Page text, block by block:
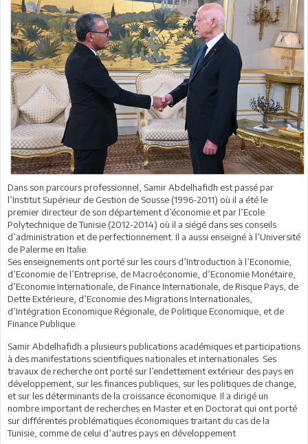
Dans son parcours professionnel, Samir Abdelhafidh est passé par
l’Institut Supérieur de Gestion de Sousse (1996-2011) où il a été le
premier directeur de son département d’économie et par l’Ecole
Polytechnique de Tunisie (2012-2014) où il a siégé dans ses conseils
d’administration et de perfectionnement. Il a aussi enseigné à l’Université
de Palerme en Italie.
Ses enseignements ont porté sur les cours d’Introduction à l’Economie,
d’Economie de l’Entreprise, de Macroéconomie, d’Economie Monétaire,
d’Economie Internationale, de Finance Internationale, de Risque Pays, de
Dette Extérieure, d’Economie des Migrations Internationales,
d’Intégration Economique Régionale, de Politique Economique, et de
Finance Publique.
Samir Abdelhafidh a plusieurs publications académiques et participations
à des manifestations scientifiques nationales et internationales. Ses
travaux de recherche ont porté sur l’endettement extérieur des pays en
développement, sur les finances publiques, sur les politiques de change,
et sur les déterminants de la croissance économique. Il a dirigé un
nombre important de recherches en Master et en Doctorat qui ont porté
sur différentes problématiques économiques traitant du cas de la
Tunisie, comme de celui d’autres pays en développement